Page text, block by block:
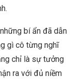
bí ẩn đã dẫn
gì cô từng nghĩ
chỉ là sự tưởng
ra với đủ niềm